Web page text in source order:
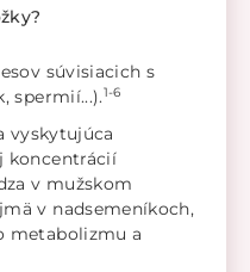
súvisiacich s
spermií...).1-6
vyskytujúca
koncentrácií
v mužskom
v nadsemeníkoch,
metabolizmu a